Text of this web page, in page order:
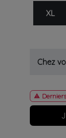
XL
Chez
